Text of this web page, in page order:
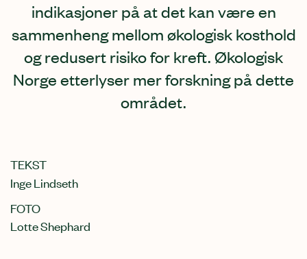
indikasjoner på at det kan være en
sammenheng mellom økologisk kosthold
og redusert risiko for kreft. Økologisk
Norge etterlyser mer forskning på dette
området.
TEKST
Inge Lindseth
FOTO
Lotte Shephard